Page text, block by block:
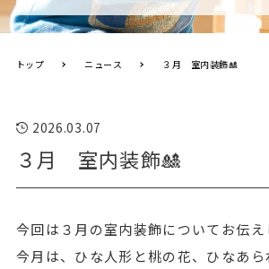
トップ ニュース ３月 室内装飾🎎
2026.03.07
３月 室内装飾🎎
今回は３月の室内装飾についてお伝え
今月は、ひな人形と桃の花、ひなあら